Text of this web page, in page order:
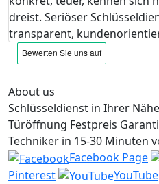
dreist. Seriöser
transparent,
About us
Schlüsseldienst in Ihrer
Türöffnung Festpreis
Techniker in 15-30 Minuten
Facebook Page
Pinterest
YouTube